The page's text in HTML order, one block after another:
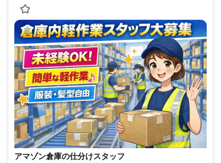
アマゾン倉庫の仕分けスタッフ